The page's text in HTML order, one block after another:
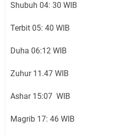
Shubuh 04: 30 WIB
Terbit 05: 40 WIB
Duha 06:12 WIB
Zuhur 11.47 WIB
Ashar 15:07 WIB
Magrib 17: 46 WIB